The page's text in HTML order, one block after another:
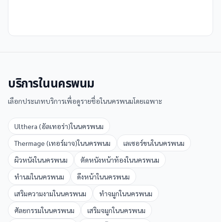
บริการในนครพนม
เลือกประเภทบริการเพื่อดูรายชื่อในนครพนมโดยเฉพาะ
Ulthera (อัลเทอร่า)ในนครพนม
Thermage (เทอร์มาจ)ในนครพนม เลเซอร์ขนในนครพนม
ผิวหนังในนครพนม ตัดหนังหน้าท้องในนครพนม
ทำนมในนครพนม ดึงหน้าในนครพนม
เสริมความงามในนครพนม ทำจมูกในนครพนม
ศัลยกรรมในนครพนม เสริมจมูกในนครพนม